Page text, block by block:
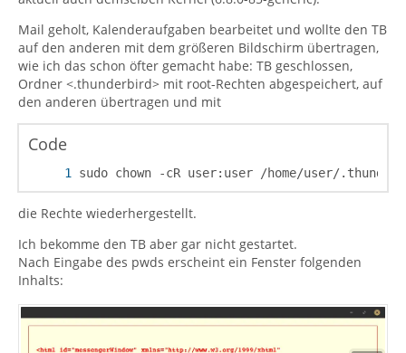
Mail geholt, Kalenderaufgaben bearbeitet und wollte den TB
auf den anderen mit dem größeren Bildschirm übertragen,
wie ich das schon öfter gemacht habe: TB geschlossen,
Ordner <.thunderbird> mit root-Rechten abgespeichert, auf
den anderen übertragen und mit
Code
sudo chown -cR user:user /home/user/
die Rechte wiederhergestellt.
Ich bekomme den TB aber gar nicht gestartet.
Nach Eingabe des pwds erscheint ein Fenster folgenden
Inhalts: